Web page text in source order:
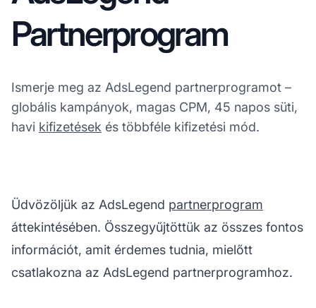
Partnerprogram
Ismerje meg az AdsLegend partnerprogramot –
globális kampányok, magas CPM, 45 napos süti,
havi kifizetések és többféle kifizetési mód.
Üdvözöljük az AdsLegend partnerprogram
áttekintésében. Összegyűjtöttük az összes fontos
információt, amit érdemes tudnia, mielőtt
csatlakozna az AdsLegend partnerprogramhoz.